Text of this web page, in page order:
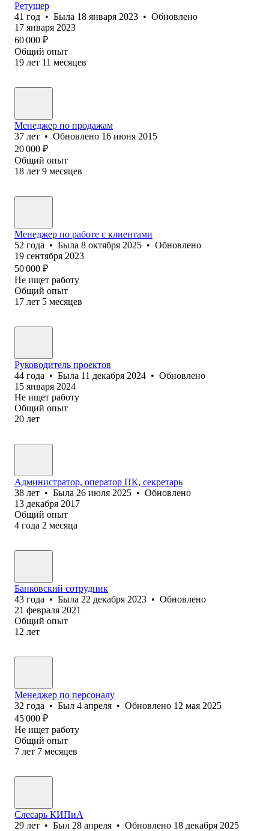
Ретушер
41 год • Была 18 января 2023 • Обновлено
17 января 2023
60 000 ₽
Общий опыт
19 лет 11 месяцев
Менеджер по продажам
37 лет • Обновлено 16 июня 2015
20 000 ₽
Общий опыт
18 лет 9 месяцев
Менеджер по работе с клиентами
52 года • Была 8 октября 2025 • Обновлено
19 сентября 2023
50 000 ₽
Не ищет работу
Общий опыт
17 лет 5 месяцев
Руководитель проектов
44 года • Была 11 декабря 2024 • Обновлено
15 января 2024
Не ищет работу
Общий опыт
20 лет
Администратор, оператор ПК, секретарь
38 лет • Была 26 июля 2025 • Обновлено
13 декабря 2017
Общий опыт
4 года 2 месяца
Банковский сотрудник
43 года • Была 22 декабря 2023 • Обновлено
21 февраля 2021
Общий опыт
12 лет
Менеджер по персоналу
32 года • Был 4 апреля • Обновлено 12 мая 2025
45 000 ₽
Не ищет работу
Общий опыт
7 лет 7 месяцев
Слесарь КИПиА
29 лет • Был 28 апреля • Обновлено 18 декабря 2025